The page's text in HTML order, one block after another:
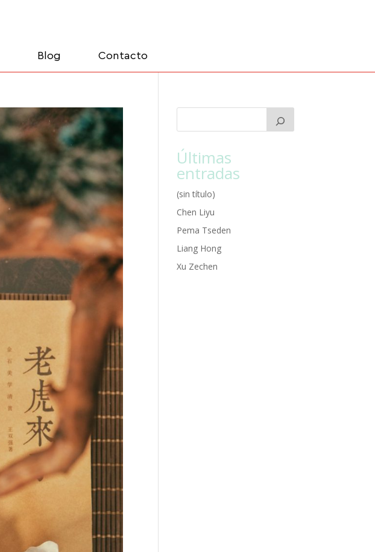
Blog Contacto
Últimas
entradas
(sin título)
Chen Liyu
Pema Tseden
Liang Hong
Xu Zechen